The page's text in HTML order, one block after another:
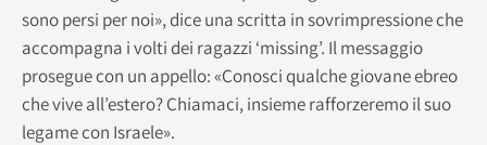
sono persi per noi», dice una scritta in sovrimpressione che
accompagna i volti dei ragazzi ‘missing’. Il messaggio
prosegue con un appello: «Conosci qualche giovane ebreo
che vive all’estero? Chiamaci, insieme rafforzeremo il suo
legame con Israele».